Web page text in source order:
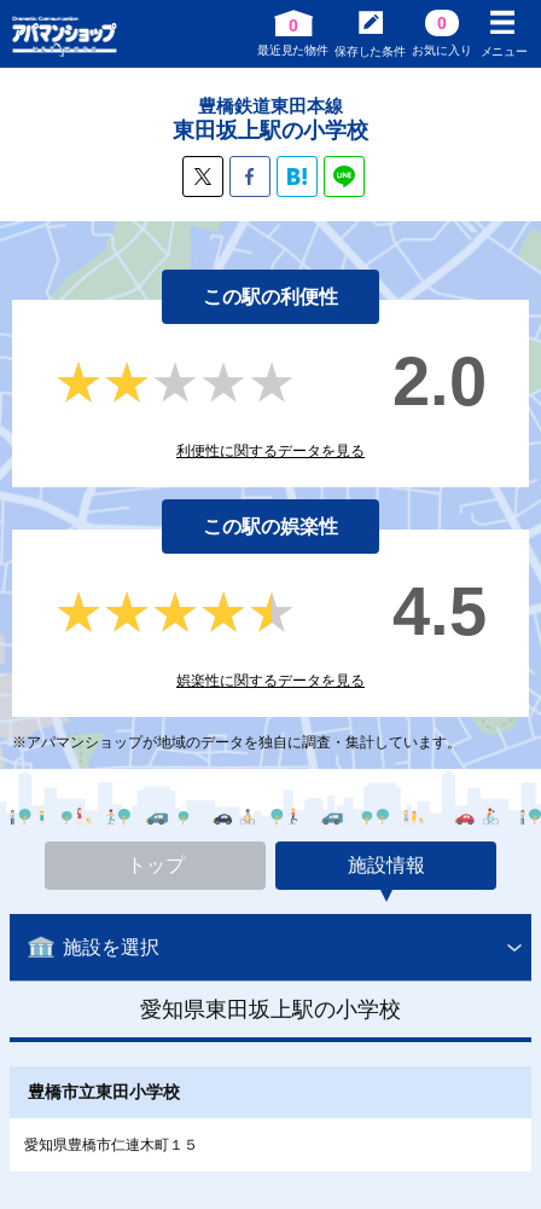
0
最近見た物件 保存した条件
0
お気に入り メニュー
豊橋鉄道東田本線
東田坂上駅の小学校
この駅の利便性
★★★★★
★★★★★ 2.0
利便性に関するデータを見る
この駅の娯楽性
★★★★★
★★★★★ 4.5
娯楽性に関するデータを見る
※アパマンショップが地域のデータを独自に調査・集計しています。
トップ 施設情報
施設を選択
愛知県東田坂上駅の小学校
豊橋市立東田小学校
愛知県豊橋市仁連木町１５